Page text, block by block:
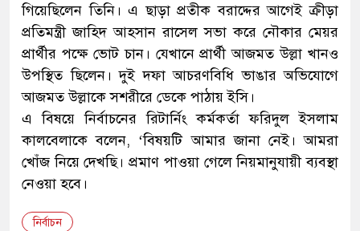
গিয়েছিলেন তিনি। এ ছাড়া প্রতীক বরাদ্দের আগেই ক্রীড়া
প্রতিমন্ত্রী জাহিদ আহসান রাসেল সভা করে নৌকার মেয়র
প্রার্থীর পক্ষে ভোট চান। যেখানে প্রার্থী আজমত উল্লা খানও
উপস্থিত ছিলেন। দুই দফা আচরণবিধি ভাঙার অভিযোগে
আজমত উল্লাকে সশরীরে ডেকে পাঠায় ইসি।
এ বিষয়ে নির্বাচনের রিটার্নিং কর্মকর্তা ফরিদুল ইসলাম
কালবেলাকে বলেন, ‘বিষয়টি আমার জানা নেই। আমরা
খোঁজ নিয়ে দেখছি। প্রমাণ পাওয়া গেলে নিয়মানুযায়ী ব্যবস্থা
নেওয়া হবে।
নির্বাচন